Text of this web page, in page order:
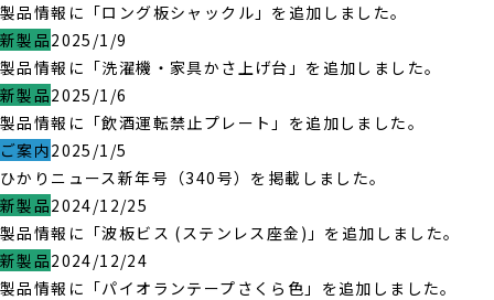
製品情報に「ロング板シャックル」を追加しました。
新製品2025/1/9
製品情報に「洗濯機・家具かさ上げ台」を追加しました。
新製品2025/1/6
製品情報に「飲酒運転禁止プレート」を追加しました。
ご案内2025/1/5
ひかりニュース新年号（340号）を掲載しました。
新製品2024/12/25
製品情報に「波板ビス (ステンレス座金)」を追加しました。
新製品2024/12/24
製品情報に「パイオランテープさくら色」を追加しました。